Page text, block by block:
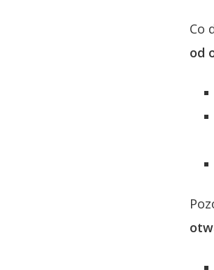
Co
od